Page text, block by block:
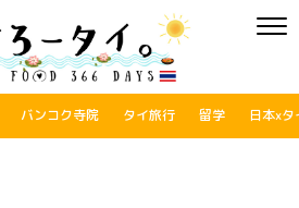
バンコク寺院 タイ旅行 留学 日本xタ